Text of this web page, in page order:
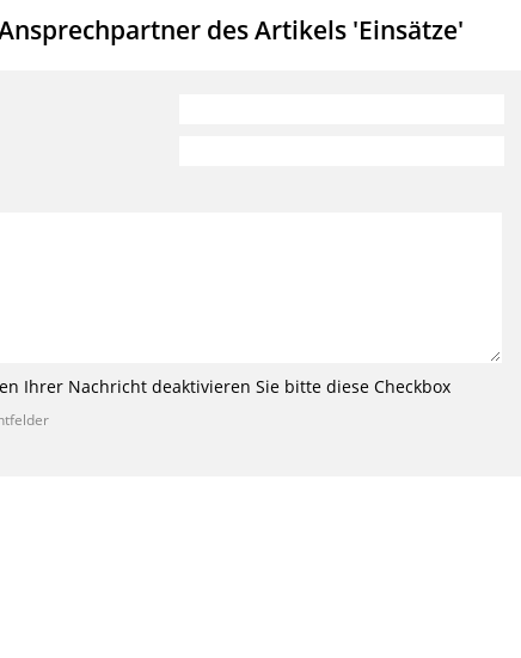
des Artikels 'Einsätze'
Ihrer Nachricht deaktivieren Sie bitte diese Checkbox